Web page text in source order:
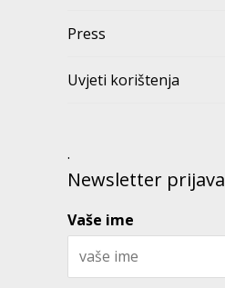
Press
Uvjeti korištenja
.
Newsletter prijava
Vaše ime